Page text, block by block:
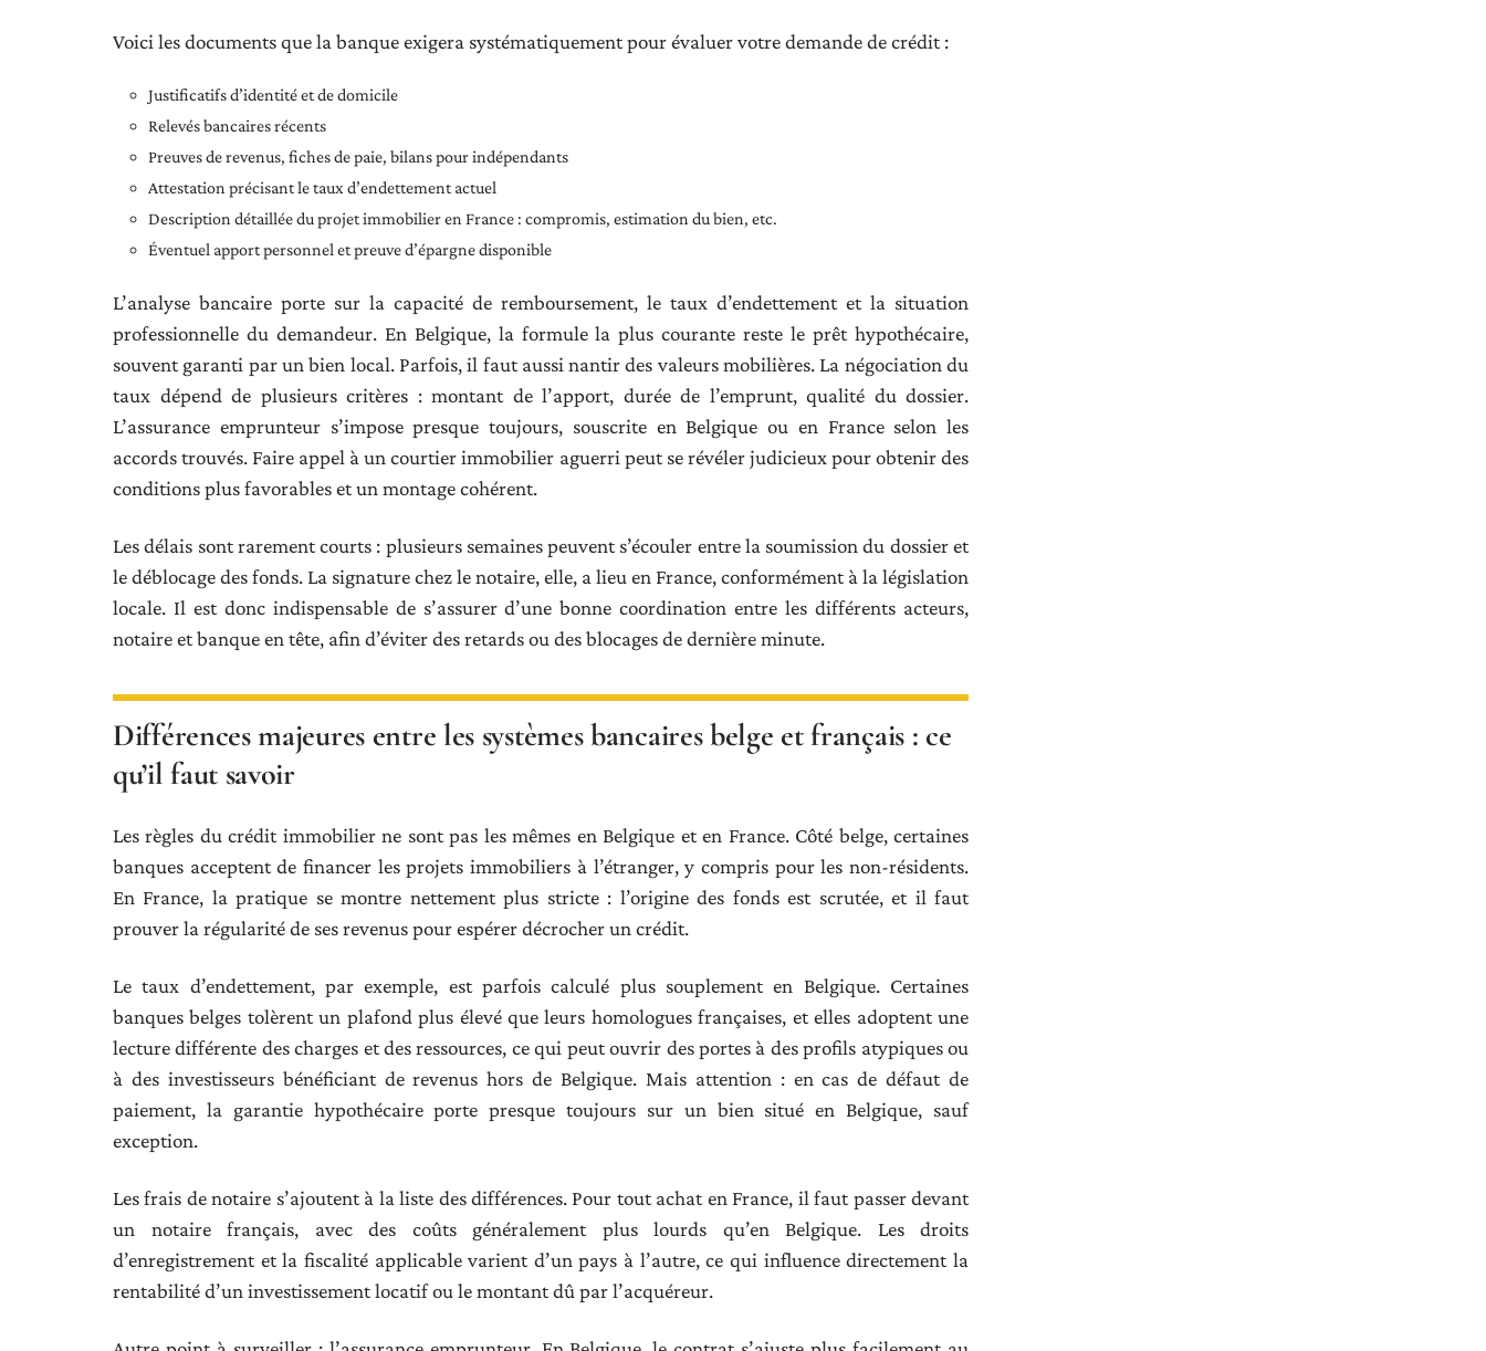
Voici les documents que la banque exigera systématiquement pour évaluer votre demande de crédit :
Justificatifs d’identité et de domicile
Relevés bancaires récents
Preuves de revenus, fiches de paie, bilans pour indépendants
Attestation précisant le taux d’endettement actuel
Description détaillée du projet immobilier en France : compromis, estimation du bien, etc.
Éventuel apport personnel et preuve d’épargne disponible
L’analyse bancaire porte sur la capacité de remboursement, le taux d’endettement et la situation
professionnelle du demandeur. En Belgique, la formule la plus courante reste le prêt hypothécaire,
souvent garanti par un bien local. Parfois, il faut aussi nantir des valeurs mobilières. La négociation du
taux dépend de plusieurs critères : montant de l’apport, durée de l’emprunt, qualité du dossier.
L’assurance emprunteur s’impose presque toujours, souscrite en Belgique ou en France selon les
accords trouvés. Faire appel à un courtier immobilier aguerri peut se révéler judicieux pour obtenir des
conditions plus favorables et un montage cohérent.
Les délais sont rarement courts : plusieurs semaines peuvent s’écouler entre la soumission du dossier et
le déblocage des fonds. La signature chez le notaire, elle, a lieu en France, conformément à la législation
locale. Il est donc indispensable de s’assurer d’une bonne coordination entre les différents acteurs,
notaire et banque en tête, afin d’éviter des retards ou des blocages de dernière minute.
Différences majeures entre les systèmes bancaires belge et français : ce
qu’il faut savoir
Les règles du crédit immobilier ne sont pas les mêmes en Belgique et en France. Côté belge, certaines
banques acceptent de financer les projets immobiliers à l’étranger, y compris pour les non-résidents.
En France, la pratique se montre nettement plus stricte : l’origine des fonds est scrutée, et il faut
prouver la régularité de ses revenus pour espérer décrocher un crédit.
Le taux d’endettement, par exemple, est parfois calculé plus souplement en Belgique. Certaines
banques belges tolèrent un plafond plus élevé que leurs homologues françaises, et elles adoptent une
lecture différente des charges et des ressources, ce qui peut ouvrir des portes à des profils atypiques ou
à des investisseurs bénéficiant de revenus hors de Belgique. Mais attention : en cas de défaut de
paiement, la garantie hypothécaire porte presque toujours sur un bien situé en Belgique, sauf
exception.
Les frais de notaire s’ajoutent à la liste des différences. Pour tout achat en France, il faut passer devant
un notaire français, avec des coûts généralement plus lourds qu’en Belgique. Les droits
d’enregistrement et la fiscalité applicable varient d’un pays à l’autre, ce qui influence directement la
rentabilité d’un investissement locatif ou le montant dû par l’acquéreur.